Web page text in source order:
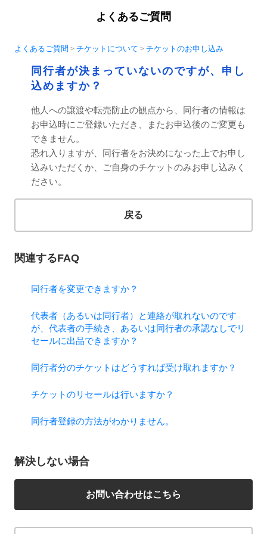
よくあるご質問
よくあるご質問 > チケットについて > チケットのお申し込み
同行者が決まっていないのですが、申し
込めますか？
他人への譲渡や転売防止の観点から、同行者の情報は
お申込時にご登録いただき、またお申込後のご変更も
できません。
恐れ入りますが、同行者をお決めになった上でお申し
込みいただくか、ご自身のチケットのみお申し込みく
ださい。
戻る
関連するFAQ
同行者を変更できますか？
代表者（あるいは同行者）と連絡が取れないのです
が、代表者の手続き、あるいは同行者の承認なしでリ
セールに出品できますか？
同行者分のチケットはどうすれば受け取れますか？
チケットのリセールは行いますか？
同行者登録の方法がわかりません。
解決しない場合
お問い合わせはこちら